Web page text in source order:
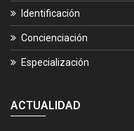
Identificación
Concienciación
Especialización
ACTUALIDAD